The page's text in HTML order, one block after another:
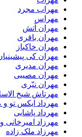
مهراب مجرد
مهراس
مهران آتش
مهران باقری
مهران خاکباز
مهران کی
مهران مدیری
مهران مصیبی
مهران نیّری
مهرتاش شیخ
مهرداد ایکس تو
مهرداد پاشایی
مهرزاد امیرخانی
مهرزاد ملک زاده